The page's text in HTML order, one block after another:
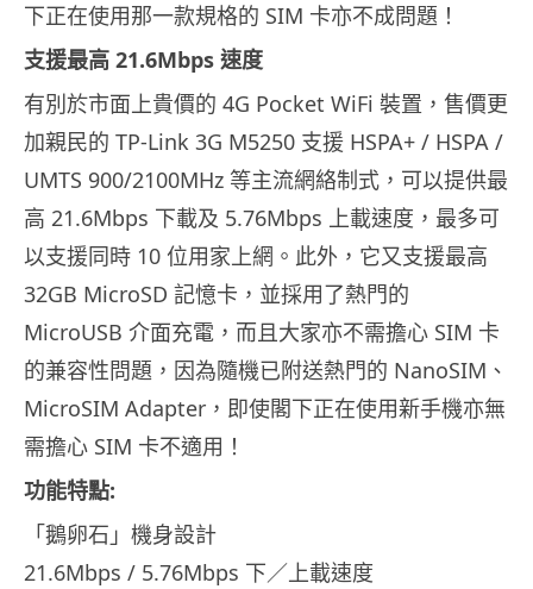
下正在使用那一款規格的 SIM 卡亦不成問題！
支援最高 21.6Mbps 速度
有別於市面上貴價的 4G Pocket WiFi 裝置，售價更
加親民的 TP-Link 3G M5250 支援 HSPA+ / HSPA /
UMTS 900/2100MHz 等主流網絡制式，可以提供最
高 21.6Mbps 下載及 5.76Mbps 上載速度，最多可
以支援同時 10 位用家上網。此外，它又支援最高
32GB MicroSD 記憶卡，並採用了熱門的
MicroUSB 介面充電，而且大家亦不需擔心 SIM 卡
的兼容性問題，因為隨機已附送熱門的 NanoSIM、
MicroSIM Adapter，即使閣下正在使用新手機亦無
需擔心 SIM 卡不適用！
功能特點:
「鵝卵石」機身設計
21.6Mbps / 5.76Mbps 下／上載速度